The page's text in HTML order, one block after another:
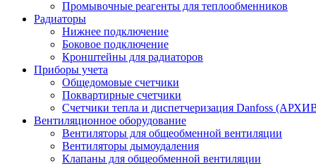
Промывочные реагенты для теплообменников
Радиаторы
Нижнее подключение
Боковое подключение
Кронштейны для радиаторов
Приборы учета
Общедомовые счетчики
Поквартирные счетчики
Счетчики тепла и диспетчеризация Danfoss
Вентиляционное оборудование
Вентиляторы для общеобменной вентиляции
Вентиляторы дымоудаления
Клапаны для общеобменной вентиляции